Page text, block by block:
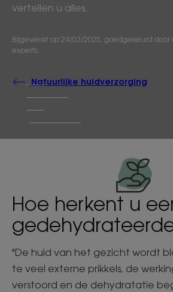
vertellen u alles.
Bijgewerkt op 24/03/2025, goedgekeurd door
experts.
Natuurlijke huidverzorging
Hoe herkent u
"De huid van het gezicht wordt
te veel externe prikkels, de
verstoord en de dehydratatie